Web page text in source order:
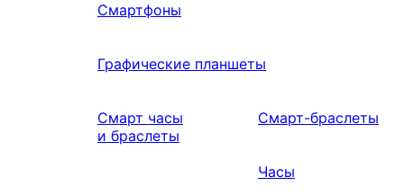
Смартфоны
Графические планшеты
Смарт часы
и браслеты
Смарт-браслеты
Часы